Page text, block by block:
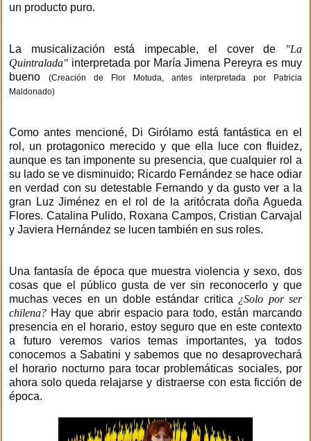
un producto puro.
La musicalización está impecable, el cover de
"La
Quintralada" interpretada por María Jimena Pereyra es muy
bueno
(Creación de Flor Motuda, antes interpretada por Patricia
Maldonado)
Como antes mencioné, Di Girólamo está fantástica en el
rol, un protagonico merecido y que ella luce con fluidez,
aunque es tan imponente su presencia, que cualquier rol a
su lado se ve disminuido; Ricardo Fernández se hace odiar
en verdad con su detestable Fernando y da gusto ver a la
gran Luz Jiménez en el rol de la aritócrata doña Agueda
Flores. Catalina Pulido, Roxana Campos, Cristian Carvajal
y Javiera Hernández se lucen también en sus roles.
Una fantasía de época que muestra violencia y sexo, dos
cosas que el público gusta de ver sin reconocerlo y que
muchas veces en un doble estándar critica ¿Solo por ser
chilena? Hay que abrir espacio para todo, están marcando
presencia en el horario, estoy seguro que en este contexto
a futuro veremos varios temas importantes, ya todos
conocemos a Sabatini y sabemos que no desaprovechará
el horario nocturno para tocar problemáticas sociales, por
ahora solo queda relajarse y distraerse con esta ficción de
época.